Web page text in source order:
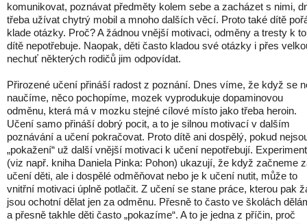
komunikovat, poznávat předměty kolem sebe a zacházet s nimi,
třeba užívat chytrý mobil a mnoho dalších věcí. Proto také dítě
klade otázky. Proč? A žádnou vnější motivaci, odměny a tresty k
dítě nepotřebuje. Naopak, děti často kladou své otázky i přes
nechuť některých rodičů jim odpovídat.
Přirozené učení přináší radost z poznání. Dnes víme, že když se
naučíme, něco pochopíme, mozek vyprodukuje dopaminovou
odměnu, která má v mozku stejné cílové místo jako třeba heroin.
Učení samo přináší dobrý pocit, a to je silnou motivací v dalším
poznávání a učení pokračovat. Proto dítě ani dospělý, pokud
„pokažení“ už další vnější motivaci k učení nepotřebují.
(viz např. kniha Daniela Pinka: Pohon) ukazují, že když začneme
učení děti, ale i dospělé odměňovat nebo je k učení nutit, může to
vnitřní motivaci úplně potlačit. Z učení se stane práce, kterou pak
jsou ochotní dělat jen za odměnu. Přesně to často ve školách
a přesně takhle děti často „pokazíme“. A to je jedna z příčin, proč